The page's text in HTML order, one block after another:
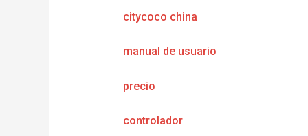
citycoco china
manual de usuario
precio
controlador